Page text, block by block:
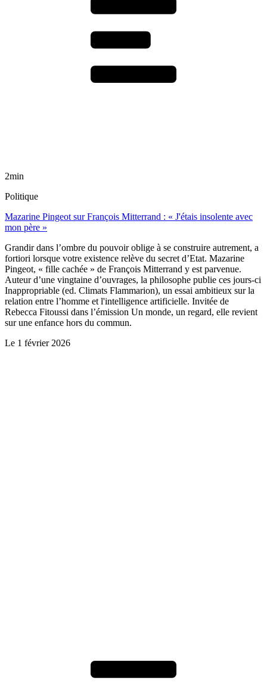
2min
Politique
Mazarine Pingeot sur François Mitterrand : « J'étais insolente avec
mon père »
Grandir dans l’ombre du pouvoir oblige à se construire autrement, a
fortiori lorsque votre existence relève du secret d’Etat. Mazarine
Pingeot, « fille cachée » de François Mitterrand y est parvenue.
Auteur d’une vingtaine d’ouvrages, la philosophe publie ces jours-ci
Inappropriable (ed. Climats Flammarion), un essai ambitieux sur la
relation entre l’homme et l'intelligence artificielle. Invitée de
Rebecca Fitoussi dans l’émission Un monde, un regard, elle revient
sur une enfance hors du commun.
Le 1 février 2026